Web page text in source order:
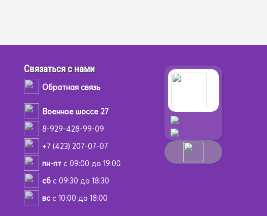
Связаться с нами
Обратная связь
Военное шоссе 27
8-929-428-99-09
+7 (423) 207-07-07
пн-птс 09:00 до 19:00
сбс 09:30 до 18:30
всс 10:00 до 18:00